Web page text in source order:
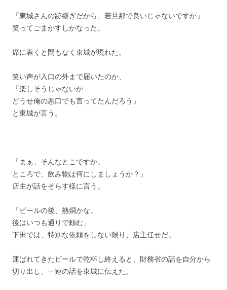
「東城さんの跡継ぎだから、若旦那で良いじゃないですか」
笑ってごまかすしかなった。
席に着くと間もなく東城が現れた。
笑い声が入口の外まで届いたのか、
「楽しそうじゃないか
どうせ俺の悪口でも言ってたんだろう」
と東城が言う。
「まぁ、そんなとこですか。
ところで、飲み物は何にしましょうか？」
店主が話をそらす様に言う。
「ビールの後、熱燗かな。
後はいつも通りで頼む」
下田では、特別な依頼をしない限り、店主任せだ。
運ばれてきたビールで乾杯し終えると、財務省の話を自分から
切り出し、一連の話を東城に伝えた。